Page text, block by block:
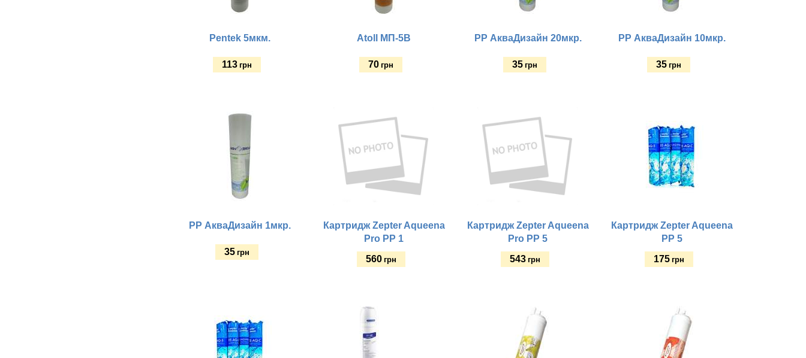
Pentek 5мкм.
113 грн
Atoll МП-5В
70 грн
PP АкваДизайн 20мкр.
35 грн
PP АкваДизайн 10мкр.
35 грн
PP АкваДизайн 1мкр.
35 грн
Картридж Zepter Aqueena
Pro PP 1
560 грн
Картридж Zepter Aqueena
Pro PP 5
543 грн
Картридж Zepter Aqueena
PP 5
175 грн